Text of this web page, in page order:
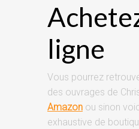
ligne
Vous pourrez
des ouvrages de
Amazon ou sinon
exhaustive de